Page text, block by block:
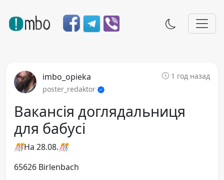
imbo_opieka
1 год назад
poster_redaktor
Вакансія доглядальниця
для бабусі
🎊На 28.08.🎊
65626 Birlenbach